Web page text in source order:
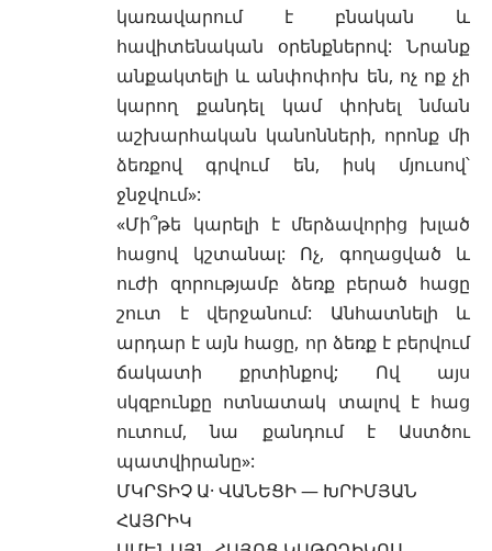
կառավարում է բնական և
հավիտենական օրենքներով: Նրանք
անքակտելի և անփոփոխ են, ոչ ոք չի
կարող քանդել կամ փոխել նման
աշխարհական կանոնների, որոնք մի
ձեռքով գրվում են, իսկ մյուսով՝
ջնջվում»:
«Մի՞թե կարելի է մերձավորից խլած
հացով կշտանալ: Ոչ, գողացված և
ուժի զորությամբ ձեռք բերած հացը
շուտ է վերջանում: Անհատնելի և
արդար է այն հացը, որ ձեռք է բերվում
ճակատի քրտինքով; Ով այս
սկզբունքը ոտնատակ տալով է հաց
ուտում, նա քանդում է Աստծու
պատվիրանը»:
ՄԿՐՏԻՉ Ա· ՎԱՆԵՑԻ — ԽՐԻՄՅԱՆ
ՀԱՅՐԻԿ